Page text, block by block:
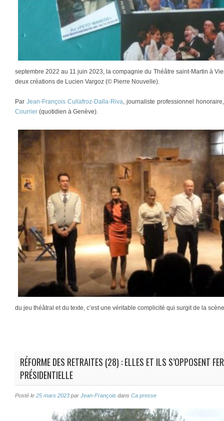
septembre 2022 au 11 juin 2023, la compagnie du Théâtre saint-Martin à
deux créations de Lucien Vargoz (© Pierre Nouvelle).
Par Jean-François Cullafroz-Dalla-Riva, journaliste professionnel
Courrier (quotidien à Genève).
du jeu théâtral et du texte, c’est une véritable complicité qui surgit de la
RÉFORME DES RETRAITES (28) : ELLES ET ILS S’OPPOSENT
PRÉSIDENTIELLE
Posté le 25 mars 2023 par Jean-François dans Ca presse